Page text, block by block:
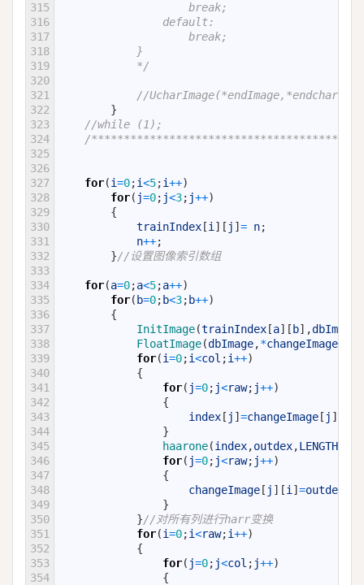
315
316
317
318
319
320
321
322
323
324
325
326
327
328
329
330
331
332
333
334
335
336
337
338
339
340
341
342
343
344
345
346
347
348
349
350
351
352
353
354
break;
default:
break;
}
*/
//
}
//while (1);
/*******************************************
for(i=0;i<5;i++)
for( j=0; j<3; j++)
{
trainIndex [i ] [ j ] = n;
n++;
}//设置图像索引数组
for(a=0;a<5;a++)
for( b=0; b<3; b++)
{
InitImage(trainIndex [a] [ b] ,dbImage
FloatImage(dbImage,*changeImage
for(i=0;i<col ;i++)
{
for( j=0; j<raw; j++)
{
index [ j ] =changeImage [ j ]
}
haarone(index,outdex,LENGTH
for( j=0; j<raw; j++)
{
changeImage [ j ] [i ] =outdex
}
}//对所有列进行harr变换
for(i=0;i<raw;i++)
{
for( j=0; j<col ; j++)
{